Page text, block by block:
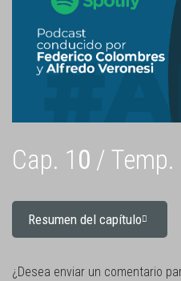
Cap. 1 0 / Temp.
Resumen del capítulo
¿Desea enviar un comentario